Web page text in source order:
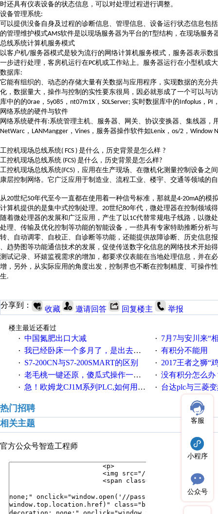
时还具有仪表设备的状态信息，可以对处理过程进行调整。
设备管理系统:
可以提供没备自身及过程的诊断信息、管理信息、设备运行状态信息包
的管理维护模式AMS软件是以现场服务器为平台的T型结构，在现场服务
总线系统计算机服务模式
以客户机/服务器模式是较为流行的网络计算机服务模式，服务器表示数
一步进行处理，客房机运行在PC机或工作站上。服务器运行在小型机或
数据库:
它能有组织的、动态的存储大量有关数据与应用程序，实现数据的充分
化，数据量大，操作与控制的实性要东很局，因必就形成了一个可以与
库中的的0rae ， 5y085 ， nt07m1X ， S0LServer; 实时数据库中的Infoplus ， PI
网络系统的硬件与软件
网络系统硬件有:系统管理主机、服务器、网关、协议变换器、集线器
NetWarc ， LANMangger ， Vines ，服务器操作软件如Lenix ， os/2 ， Window
工控机现场总线系统( FCS ) 是什么，历史背景是怎么样 ?
工控机现场总线系统 (FCS) 是什么，历史背景是怎么样?
工控机现场总线系统(FC5) ，应用在生产现场、在微机化测量控制设备之
康层控制网络。它广泛应用于制造业、流程工业、楼宇、交通等领域的
从20世纪50年代至今一直都在使用着一种信号标准，那就是4-20mA的模
计算机提供的是集中式控制处理。 20世纪80年代，微处理器在控制领域
随着微处理器的发展和广泛应用，产生了以1C代替常规电子线路，以微
处理、传输及优化控制等功能的智能设备，一些具有专家特助推断分析
转、自动调零、自校正、自诊断等功能，还能提供故障诊断、历史信息
、趋势图等功能通信技术的发展，促使传送数字化信息的网络技术开始
测试记录、环嬉监视需求的增加，都要求仪表能在当地处理信息，并在
增，另外，从实际应用的角度出发，控制界也不断在控制精度、可操作
生.
分享到： 收藏 邀请回答 回复楼主 举报
楼主最近还看过
· 中国氮肥出口大减 · 7月7与安川来“
· 我已经卧床一个多月了，是出去安装机械手在高速遭遇车祸所致:大家工作都要特别注意啊 · 有积分不能用
· S7-200CN与S7-200SMART的区别 · 2017王者之狮“鸡”情签到
· 老毛桃一键还原，傻瓜式操作一键轻松备份还原；程序为向导式安装，一键即可实现自动备份或还原系统。 · 没有积分怎么办
· 急！欧姆龙CJ1M系列PLC,如何用时间控制变频器。要求时间在组态王中可以自由输入！拜托各位大神了！ · 台达plc与三菱
热门招聘
相关主题
官方公众号智造工程师
客服
小程序
公众号